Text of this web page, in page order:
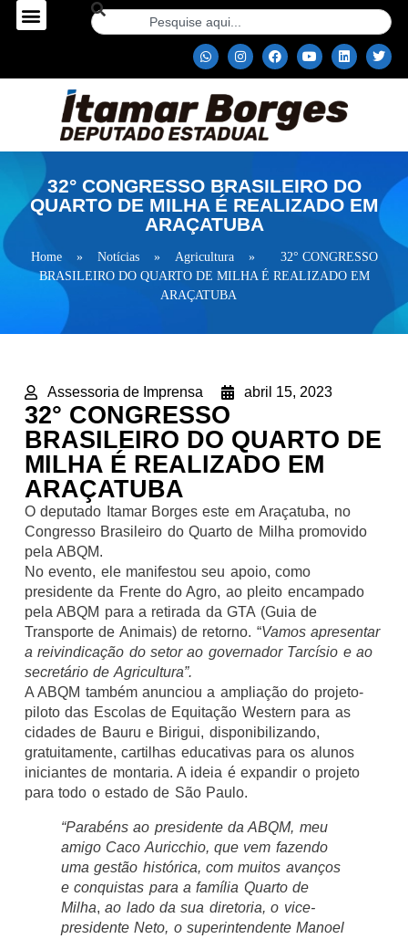
32° CONGRESSO BRASILEIRO DO
QUARTO DE MILHA É REALIZADO EM
ARAÇATUBA
Home » Notícias » Agricultura »
32° CONGRESSO
BRASILEIRO DO QUARTO DE MILHA É REALIZADO EM
ARAÇATUBA
Assessoria de Imprensa abril 15, 2023
32° CONGRESSO
BRASILEIRO DO QUARTO DE
MILHA É REALIZADO EM
ARAÇATUBA
O deputado Itamar Borges este em Araçatuba, no
Congresso Brasileiro do Quarto de Milha promovido
pela ABQM.
No evento, ele manifestou seu apoio, como
presidente da Frente do Agro, ao pleito encampado
pela ABQM para a retirada da GTA (Guia de
Transporte de Animais) de retorno. “Vamos apresentar
a reivindicação do setor ao governador Tarcísio e ao
secretário de Agricultura”.
A ABQM também anunciou a ampliação do projeto-
piloto das Escolas de Equitação Western para as
cidades de Bauru e Birigui, disponibilizando,
gratuitamente, cartilhas educativas para os alunos
iniciantes de montaria. A ideia é expandir o projeto
para todo o estado de São Paulo.
“Parabéns ao presidente da ABQM, meu
amigo Caco Auricchio, que vem fazendo
uma gestão histórica, com muitos avanços
e conquistas para a família Quarto de
Milha,ao lado da sua diretoria, o vice-
presidente Neto, o superintendente Manoel